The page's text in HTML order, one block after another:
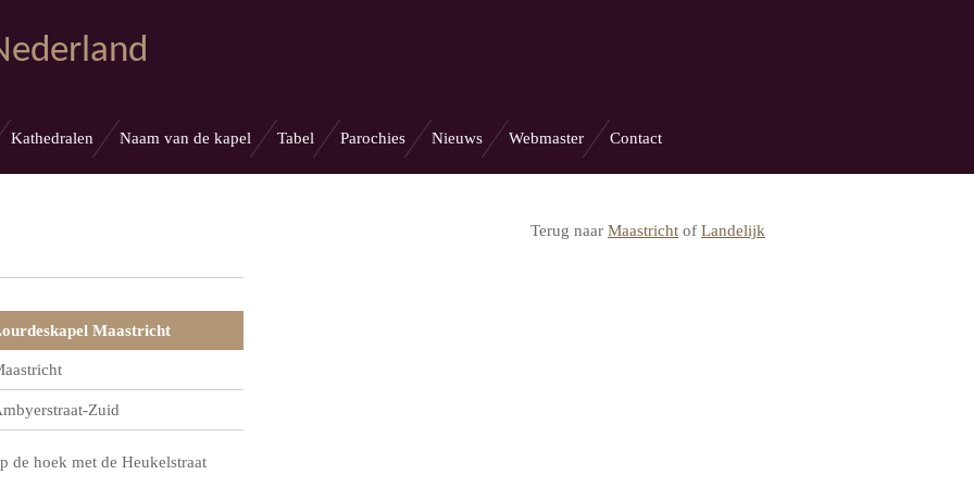
Kathedralen Naam van de kapel Tabel Parochies Nieuws Webmaster Contact
Terug naar Maastricht of Landelijk
Maastricht
Zuid
de hoek met de Heukelstraat